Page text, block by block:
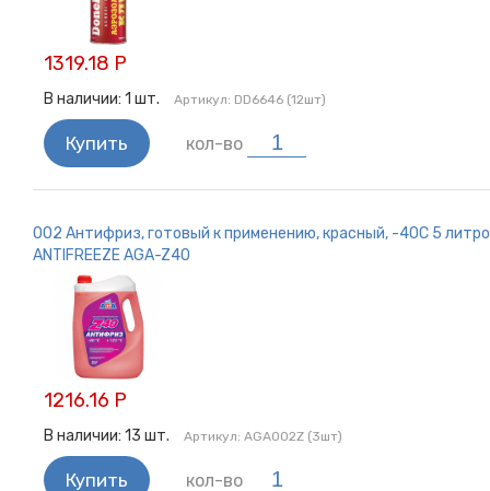
1319.18 Р
В наличии: 1 шт. Артикул: DD6646 (12шт)
Купить кол-во
002 Антифриз, готовый к применению, красный, -40С 5
ANTIFREEZE AGA-Z40
1216.16 Р
В наличии: 13 шт. Артикул: AGA002Z (3шт)
Купить кол-во